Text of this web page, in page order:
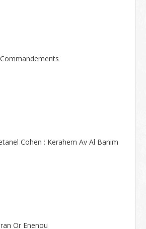
Cohen : Kerahem Av Al Banim
Or Enenou